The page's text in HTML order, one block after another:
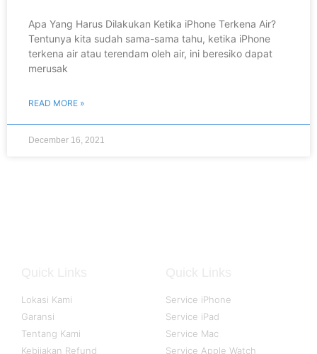
Apa Yang Harus Dilakukan Ketika iPhone Terkena Air?
Tentunya kita sudah sama-sama tahu, ketika iPhone
terkena air atau terendam oleh air, ini beresiko dapat
merusak
READ MORE »
December 16, 2021
Lokasi Kami
Garansi
Tentang Kami
Kebijakan Refund
Service iPhone
Service iPad
Service Mac
Service Apple Watch